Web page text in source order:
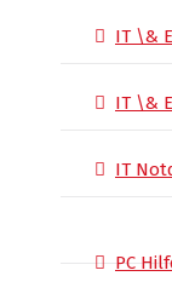
IT \&
IT \&
IT
PC